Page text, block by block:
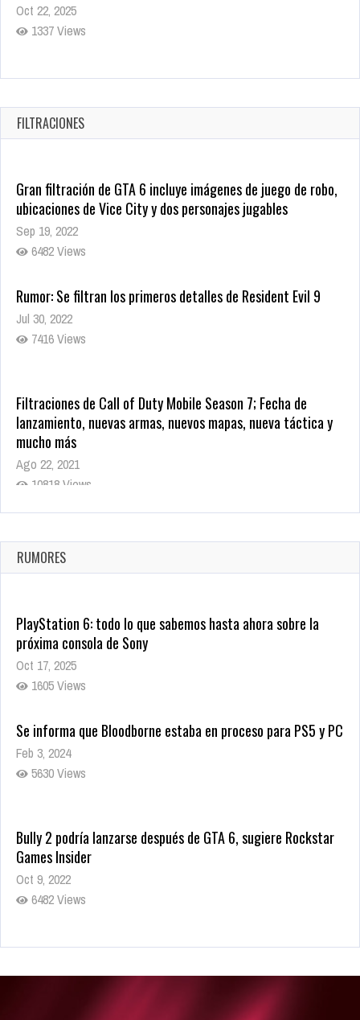
Oct 22, 2025
1337 Views
Revive el terror: El conjuro 4: Últimos ritos ya está disponible
Oct 20, 2025
1379 Views
FILTRACIONES
Gran filtración de GTA 6 incluye imágenes de juego de robo,
ubicaciones de Vice City y dos personajes jugables
Sep 19, 2022
6482 Views
Rumor: Se filtran los primeros detalles de Resident Evil 9
Jul 30, 2022
7416 Views
Filtraciones de Call of Duty Mobile Season 7; Fecha de
lanzamiento, nuevas armas, nuevos mapas, nueva táctica y
mucho más
Ago 22, 2021
10818 Views
La configuración de Call of Duty 2021 aparentemente ya fue
Ago 8, 2021
10003 Views
RUMORES
PlayStation 6: todo lo que sabemos hasta ahora sobre la
próxima consola de Sony
Oct 17, 2025
1605 Views
Se informa que Bloodborne estaba en proceso para PS5 y PC
Feb 3, 2024
5630 Views
Bully 2 podría lanzarse después de GTA 6, sugiere Rockstar
Games Insider
Oct 9, 2022
6482 Views
Rumor: Se filtran los primeros detalles de Resident Evil 9